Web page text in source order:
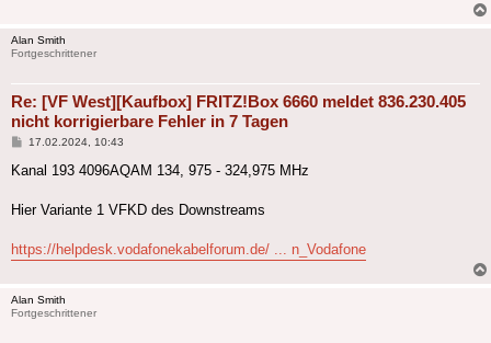
Alan Smith
Fortgeschrittener
Re: [VF West][Kaufbox] FRITZ!Box 6660 meldet 836.230.405
nicht korrigierbare Fehler in 7 Tagen
Beitrag
17.02.2024, 10:43
Kanal 193 4096AQAM 134, 975 - 324,975 MHz
Hier Variante 1 VFKD des Downstreams
https://helpdesk.vodafonekabelforum.de/ ... n_Vodafone
Alan Smith
Fortgeschrittener